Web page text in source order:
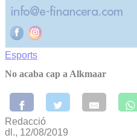
Esports
No acaba cap a Alkmaar
Redacció
dl., 12/08/2019